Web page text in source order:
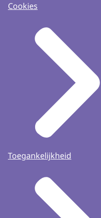
Cookies
Toegankelijkheid